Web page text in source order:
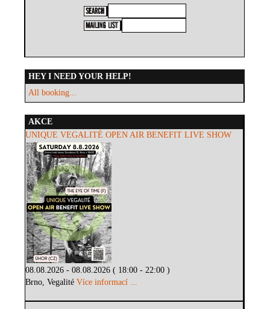
HEY I NEED YOUR HELP!
All booking...
AKCE
UNIQUE VEGALITÉ OPEN AIR BENEFIT LIVE SHOW
08.08.2026 - 08.08.2026 ( 18:00 - 22:00 )
Brno, VegalitéVíce informací ...